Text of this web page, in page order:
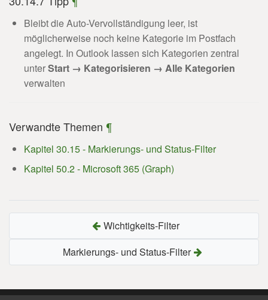
Bleibt die Auto-Vervollständigung leer, ist
möglicherweise noch keine Kategorie im Postfach
angelegt. In Outlook lassen sich Kategorien zentral
unterStart → Kategorisieren → Alle Kategorien
verwalten
Verwandte Themen ¶
Kapitel 30.15 - Markierungs- und Status-Filter
Kapitel 50.2 - Microsoft 365 (Graph)
Wichtigkeits-Filter
Markierungs- und Status-Filter